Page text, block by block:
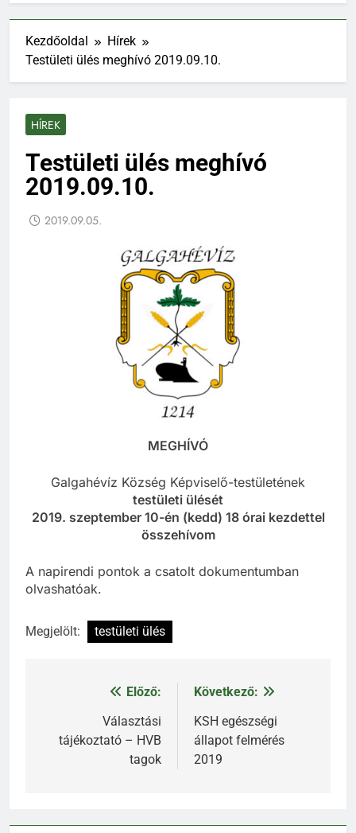
Kezdőoldal
Hírek
Testületi ülés meghívó 2019.09.10.
HÍREK
Testületi ülés meghívó
2019.09.10.
2019.09.05.
MEGHÍVÓ
Galgahévíz Község Képviselő-testületének
testületi ülését
2019. szeptember 10-én (kedd) 18 órai kezdettel
összehívom
A napirendi pontok a csatolt dokumentumban
olvashatóak.
Megjelölt: testületi ülés
Bejegyzés
navigáció
Előző:
Választási
tájékoztató – HVB
tagok
Következő:
KSH egészségi
állapot felmérés
2019